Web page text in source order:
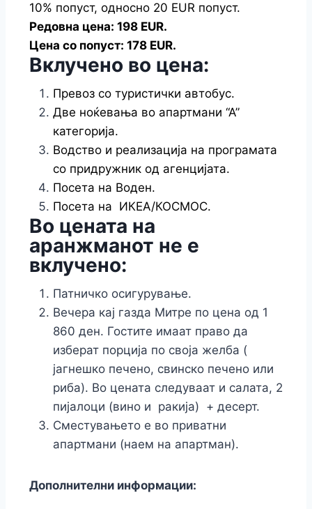
10% попуст, односно 20 EUR попуст.
Редовна цена: 198 EUR.
Цена со попуст: 178 EUR.
Вклучено во цена:
Превоз со туристички автобус.
Две ноќевања во апартмани “А”
категорија.
Водство и реализација на програмата
со придружник од агенцијата.
Посета на Воден.
Посета на ИКЕА/КОСМОС.
Во цената на
аранжманот не е
вклучено:
Патничко осигурување.
Вечера кај газда Митре по цена од 1
860 ден. Гостите имаат право да
изберат порција по своја желба (
јагнешко печено, свинско печено или
риба). Во цената следуваат и салата, 2
пијалоци (вино и ракија) + десерт.
Сместувањето е во приватни
апартмани (наем на апартман).
Дополнителни информации: